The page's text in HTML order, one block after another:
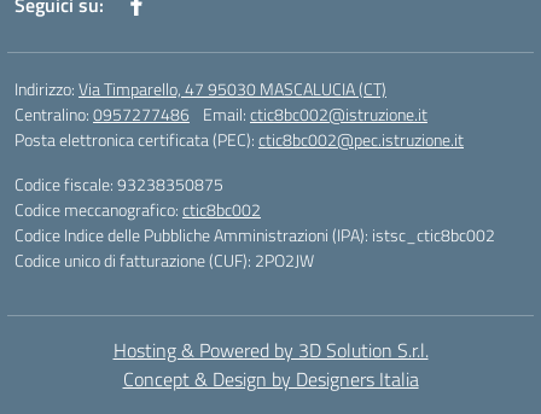
Indirizzo:Via Timparello, 47 95030 MASCALUCIA (CT)
Centralino:0957277486 Email:ctic8bc002@istruzione.it
Posta elettronica certificata (PEC):ctic8bc002@pec.istruzione.it
Codice fiscale: 93238350875
Codice meccanografico:ctic8bc002
Codice Indice delle Pubbliche Amministrazioni (IPA): istsc_ctic8bc002
Codice unico di fatturazione (CUF): 2PO2JW
Hosting & Powered by 3D Solution S.r.l.
Concept & Design by Designers Italia